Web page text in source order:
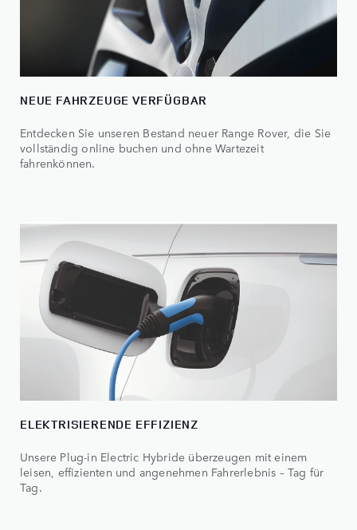
NEUE FAHRZEUGE VERFÜGBAR
Entdecken Sie unseren Bestand neuer Range Rover, die Sie
vollständig online buchen und ohne Wartezeit
fahrenkönnen.
ELEKTRISIERENDE EFFIZIENZ
Unsere Plug-in Electric Hybride überzeugen mit einem
leisen, effizienten und angenehmen Fahrerlebnis – Tag für
Tag.